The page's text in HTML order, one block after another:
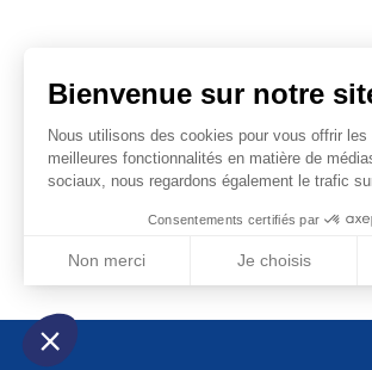
Bienvenue sur notre
Nous utilisons des cookies pour vous offrir les
meilleures fonctionnalités en matière de
sociaux, nous regardons également le trafic
Consentements certifiés par
Non merci Je choisis
Notre plateforme vous permet d'adapter et